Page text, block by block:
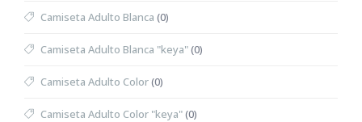
Camiseta Adulto Blanca (0)
Camiseta Adulto Blanca "keya"(0)
Camiseta Adulto Color(0)
Camiseta Adulto Color "keya"(0)